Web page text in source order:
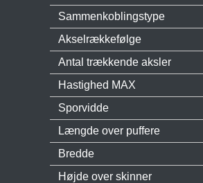
Sammenkoblingstype
Akselrækkefølge
Antal trækkende aksler
Hastighed MAX
Sporvidde
Længde over puffere
Bredde
Højde over skinner